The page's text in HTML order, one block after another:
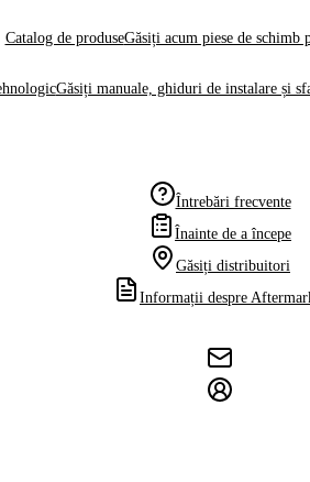
Catalog de produseGăsiți acum piese de schimb
Găsiți manuale, ghiduri de instalare și
Întrebări frecvente
Înainte de a începe
Găsiți distribuitori
Informații despre